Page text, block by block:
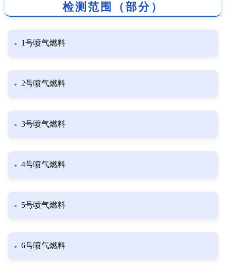
检测范围（部分）
1号喷气燃料
2号喷气燃料
3号喷气燃料
4号喷气燃料
5号喷气燃料
6号喷气燃料